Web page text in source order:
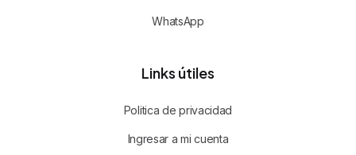
WhatsApp
Links útiles
Politica de privacidad
Ingresar a mi cuenta